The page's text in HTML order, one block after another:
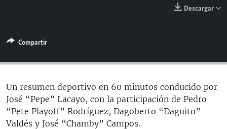
ESPECIALES
LA REALIDAD DE LA VIVIENDA EN CUBA
SER VIEJO EN CUBA
KENTU-CUBANO
LOS SANTOS DE HIALEAH
MULTIMEDIA
EDITORIALES
SÍGUENOS
Descargar
Compartir
Un resumen deportivo en 60 minutos conducido por
José “Pepe” Lacayo, con la participación de Pedro
“Pete Playoff” Rodríguez, Dagoberto “Daguito”
Valdés y José “Chamby” Campos.